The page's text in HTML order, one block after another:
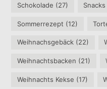
Schokolade (27) Snacks
Sommerrezept (12)
Weihnachsgebäck (22)
Weihnachtsbacken (21)
Weihnachts Kekse (17)